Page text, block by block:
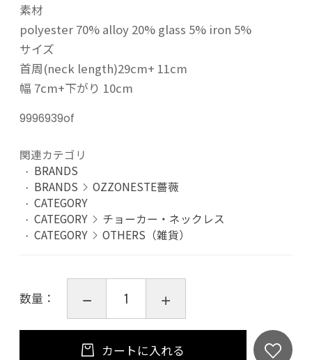
素材
polyester 70% alloy 20% glass 5% iron 5%
サイズ
首周(neck length)29cm+ 11cm
幅 7cm+下がり 10cm
9996939of
関連カテゴリ
BRANDS
BRANDS
OZZONESTE薔薇
CATEGORY
CATEGORY
チョーカー・ネックレス
CATEGORY
OTHERS（雑貨）
数量：
カートに入れる